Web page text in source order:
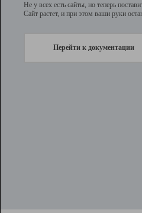
Не у всех есть сайты, но теперь
Сайт растет, и при этом ваши руки
Перейти к документации